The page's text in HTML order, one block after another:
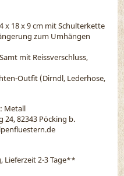
x 18 x 9 cm mit Schulterkette
zum Umhängen
mit Reissverschluss,
Outfit (Dirndl, Lederhose,
Metall
24, 82343 Pöcking b.
2-3 Tage**